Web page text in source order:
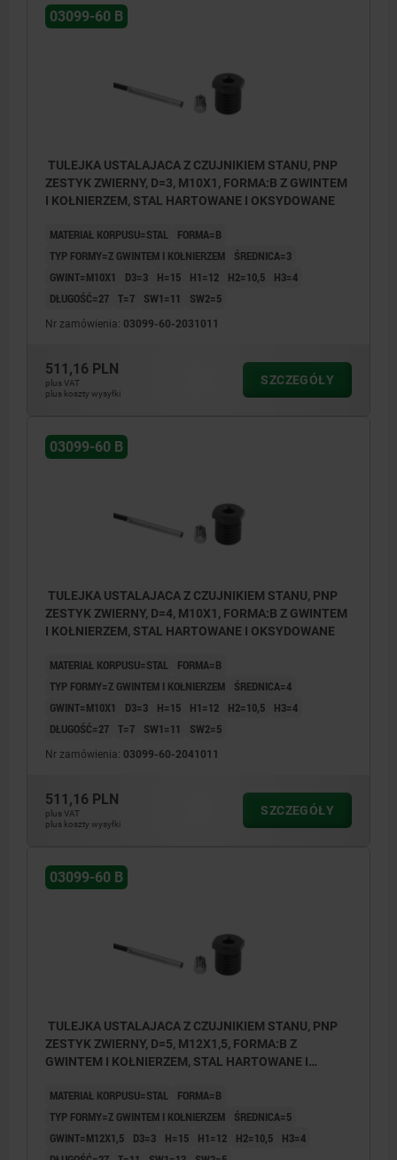
1) LED
BK = czarny
03099-60 B
TULEJKA USTALAJACA Z CZUJNIKIEM STANU, PNP
ZESTYK ZWIERNY, D=3, M10X1, FORMA:B Z GWINTEM
I KOŁNIERZEM, STAL HARTOWANE I OKSYDOWANE
MATERIAŁ KORPUSU=STAL
FORMA=B
TYP FORMY=Z GWINTEM I KOŁNIERZEM
ŚREDNICA=3
GWINT=M10X1
D3=3 H=15 H1=12 H2=10,5
H3=4
DŁUGOŚĆ=27 T=7 SW1=11 SW2=5
Nr zamówienia: 03099-60-2031011
511,16 PLN
plus VAT
plus koszty wysyłki
SZCZEGÓŁY
03099-60 B
TULEJKA USTALAJACA Z CZUJNIKIEM STANU, PNP
ZESTYK ZWIERNY, D=4, M10X1, FORMA:B Z GWINTEM
I KOŁNIERZEM, STAL HARTOWANE I OKSYDOWANE
MATERIAŁ KORPUSU=STAL
FORMA=B
TYP FORMY=Z GWINTEM I KOŁNIERZEM
ŚREDNICA=4
GWINT=M10X1
D3=3 H=15 H1=12 H2=10,5
H3=4
DŁUGOŚĆ=27 T=7 SW1=11 SW2=5
Nr zamówienia: 03099-60-2041011
511,16 PLN
plus VAT
plus koszty wysyłki
SZCZEGÓŁY
03099-60 B
TULEJKA USTALAJACA Z CZUJNIKIEM STANU, PNP
ZESTYK ZWIERNY, D=5, M12X1,5, FORMA:B Z
GWINTEM I KOŁNIERZEM, STAL HARTOWANE I
MATERIAŁ KORPUSU=STAL
FORMA=B
TYP FORMY=Z GWINTEM I KOŁNIERZEM
ŚREDNICA=5
GWINT=M12X1,5
D3=3 H=15 H1=12 H2=10,5
H3=4